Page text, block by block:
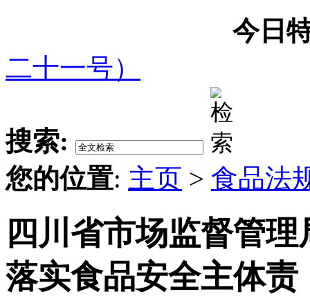
今日
二十一号）
搜索:
您的位置: 主页 > 食品法
四川省市场监督管
落实食品安全主体责